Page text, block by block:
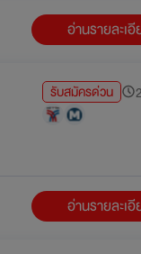
อ่านรายละเ
รับสมัครด่วน
อ่านรายละเ